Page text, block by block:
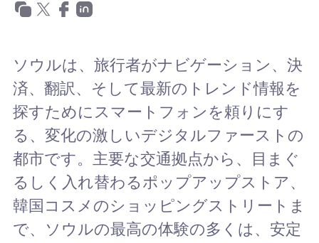
ソウルは、旅行者がナビゲーション、決
済、翻訳、そして最新のトレンド情報を
探すためにスマートフォンを頼りにす
る、変化の激しいデジタルファーストの
都市です。主要な交通拠点から、目まぐ
るしく入れ替わるポップアップストア、
韓国コスメのショッピングストリートま
で、ソウルの最高の体験の多くは、安定